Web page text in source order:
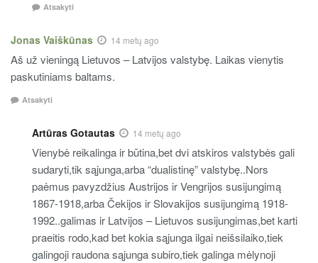
Atsakyti
Jonas Vaiškūnas 14 metų ago
Aš už vieningą Lietuvos – Latvijos valstybę. Laikas vienytis
paskutiniams baltams.
Atsakyti
Artūras Gotautas 14 metų ago
Vienybė reikalinga ir būtina,bet dvi atskiros valstybės gali
sudaryti,tik sąjunga,arba “dualistinę” valstybę..Nors
paėmus pavyzdžius Austrijos ir Vengrijos susijungimą
1867-1918,arba Čekijos ir Slovakijos susijungimą 1918-
1992..galimas ir Latvijos – Lietuvos susijungimas,bet karti
praeitis rodo,kad bet kokia sąjunga ilgai neišsilaiko,tiek
galingoji raudona sąjunga subiro,tiek galinga mėlynoji